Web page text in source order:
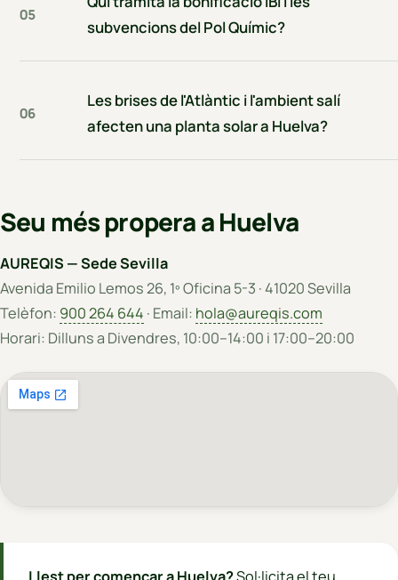
05
subvencions del Pol Químic?
06
Les brises de l'Atlàntic i l'ambient salí
afecten una planta solar a Huelva?
Seu més propera a Huelva
AUREQIS — Sede Sevilla
Avenida Emilio Lemos 26, 1º Oficina 5-3 · 41020 Sevilla
Telèfon: 900 264 644 · Email: hola@aureqis.com
Horari: Dilluns a Divendres, 10:00–14:00 i 17:00–20:00
Llest per començar a Huelva?Sol·licita el teu